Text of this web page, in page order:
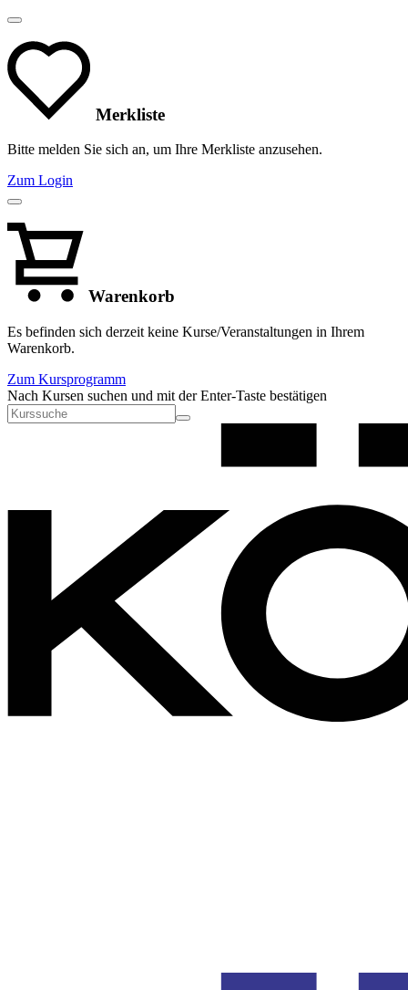
Merkliste
Bitte melden Sie sich an, um Ihre Merkliste anzusehen.
Zum Login
Warenkorb
Es befinden sich derzeit keine Kurse/Veranstaltungen in Ihrem
Warenkorb.
Zum Kursprogramm
Nach Kursen suchen und mit der Enter-Taste bestätigen